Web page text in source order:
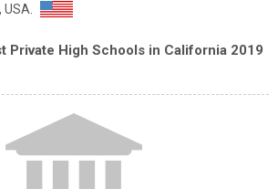
Private High Schools in California 2019